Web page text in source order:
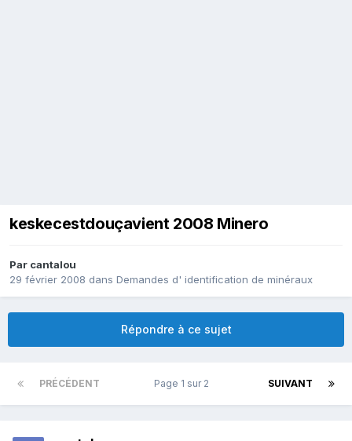
keskecestdouçavient 2008 Minero
Par cantalou
29 février 2008 dans Demandes d' identification de minéraux
Répondre à ce sujet
PRÉCÉDENT SUIVANT
Page 1 sur 2